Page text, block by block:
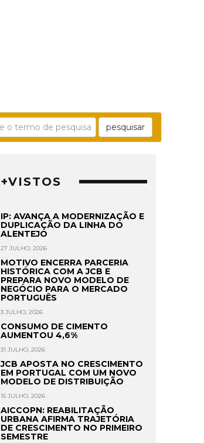
pesquisar
+VISTOS
IP: AVANÇA A MODERNIZAÇÃO E
DUPLICAÇÃO DA LINHA DO
ALENTEJO
27 JULHO, 2026
MOTIVO ENCERRA PARCERIA
HISTÓRICA COM A JCB E
PREPARA NOVO MODELO DE
NEGÓCIO PARA O MERCADO
PORTUGUÊS
3 JULHO, 2026
CONSUMO DE CIMENTO
AUMENTOU 4,6%
31 JULHO, 2026
JCB APOSTA NO CRESCIMENTO
EM PORTUGAL COM UM NOVO
MODELO DE DISTRIBUIÇÃO
15 JULHO, 2026
AICCOPN: REABILITAÇÃO
URBANA AFIRMA TRAJETÓRIA
DE CRESCIMENTO NO PRIMEIRO
SEMESTRE